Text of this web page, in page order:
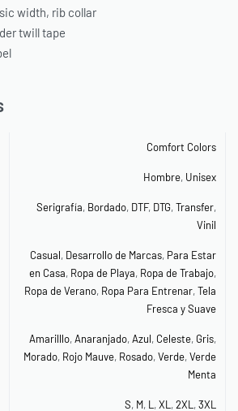
width, rib collar
twill tape
Comfort Colors
Hombre, Unisex
Serigrafía, Bordado, DTF, DTG,Transfer,
Vinil
Casual, Desarrollo de Marcas, Para Estar
en Casa, Ropa de Playa, Ropa de Trabajo,
Ropa de Verano, Ropa Para Entrenar,Tela
Fresca y Suave
Amarilllo,Anaranjado,Azul, Celeste, Gris,
Morado, Rojo Mauve, Rosado,Verde,Verde
Menta
S, M, L ,XL ,2XL ,3XL